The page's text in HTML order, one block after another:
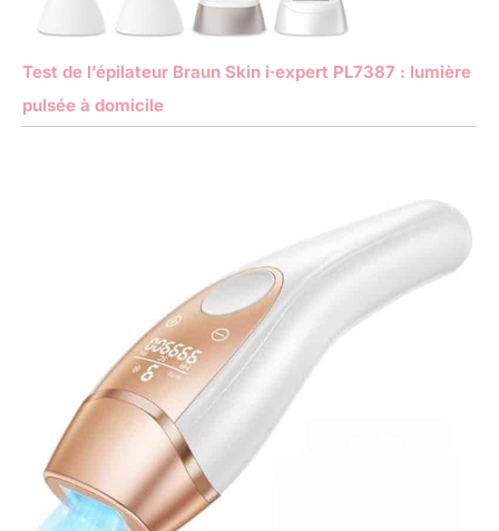
Test de l’épilateur Braun Skin i·expert PL7387 : lumière
pulsée à domicile